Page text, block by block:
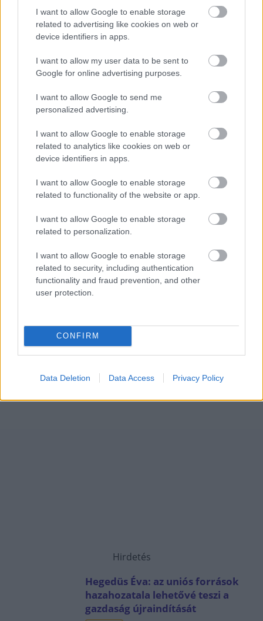
I want to allow Google to enable storage
related to advertising like cookies on web or
device identifiers in apps.
I want to allow my user data to be sent to
Google for online advertising purposes.
I want to allow Google to send me
personalized advertising.
I want to allow Google to enable storage
related to analytics like cookies on web or
device identifiers in apps.
I want to allow Google to enable storage
related to functionality of the website or app.
I want to allow Google to enable storage
related to personalization.
I want to allow Google to enable storage
related to security, including authentication
functionality and fraud prevention, and other
user protection.
CONFIRM
Data Deletion Data Access Privacy Policy
holnap viszont újra 37 fok várható
HÍREK 2 órája
Szépségipar és orvosi turizmus: milyen
térképén?
NÉPSZERŰ
Hirdetés
Hegedüs Éva: az uniós források
hazahozatala lehetővé teszi a
gazdaság újraindítását